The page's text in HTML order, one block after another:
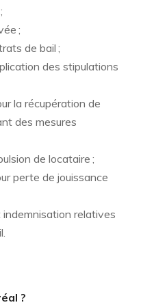
;
de bail ;
des stipulations
la récupération de
des mesures
de locataire ;
perte de jouissance
relatives
?